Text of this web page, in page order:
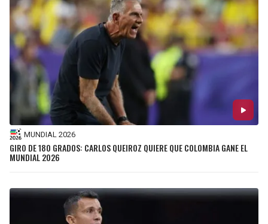
MUNDIAL 2026
GIRO DE 180 GRADOS: CARLOS QUEIROZ QUIERE QUE COLOMBIA GANE EL
MUNDIAL 2026